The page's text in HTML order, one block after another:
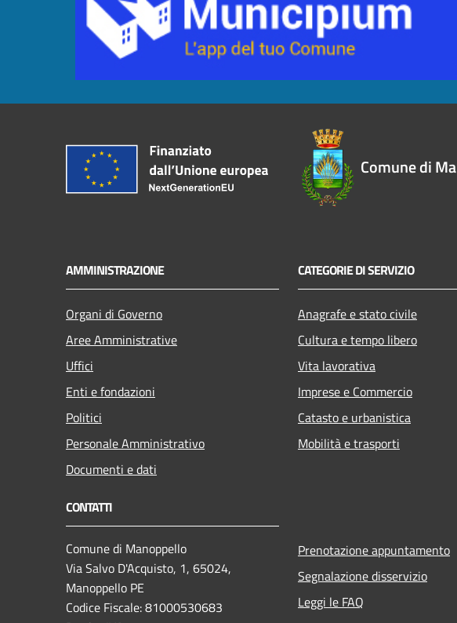
Comune di
AMMINISTRAZIONE
Organi di Governo
Aree Amministrative
Uffici
Enti e fondazioni
Politici
Personale Amministrativo
Documenti e dati
CATEGORIE DI SERVIZIO
Anagrafe e stato civile
Cultura e tempo libero
Vita lavorativa
Imprese e Commercio
Catasto e urbanistica
Mobilità e trasporti
CONTATTI
Comune di Manoppello
Via Salvo D'Acquisto, 1, 65024,
Manoppello PE
Codice Fiscale: 81000530683
Prenotazione appuntamento
Segnalazione disservizio
Leggi le FAQ